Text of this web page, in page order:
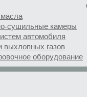
сушильные камеры
автомобиля
газов
оборудование